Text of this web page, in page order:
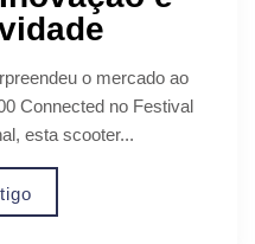
o mercado ao
Connected no Festival
esta scooter...